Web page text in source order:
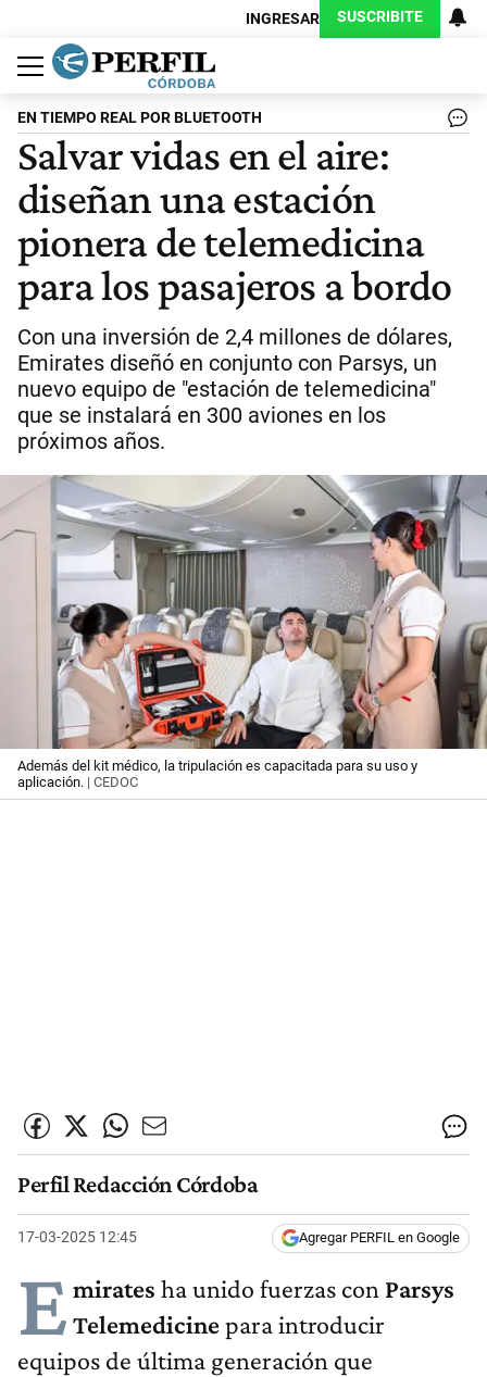
INGRESAR SUSCRIBITE
Política
Economía
Judiciales
Sociedad
Cultura
Espectáculos
Deportes
Protagonistas
EN TIEMPO REAL POR BLUETOOTH
Salvar vidas en el aire:
diseñan una estación
pionera de telemedicina
para los pasajeros a bordo
Con una inversión de 2,4 millones de dólares,
Emirates diseñó en conjunto con Parsys, un
nuevo equipo de "estación de telemedicina"
que se instalará en 300 aviones en los
próximos años.
Además del kit médico, la tripulación es capacitada para su uso y
aplicación. | CEDOC
Perfil Redacción Córdoba
17-03-2025 12:45 Agregar PERFIL en Google
E mirates ha unido fuerzas con Parsys
Telemedicinepara introducir
equipos de última generación que